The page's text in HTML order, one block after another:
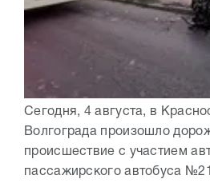
Сегодня, 4 августа, в
Волгограда произошло
происшествие с участием
пассажирского автобуса